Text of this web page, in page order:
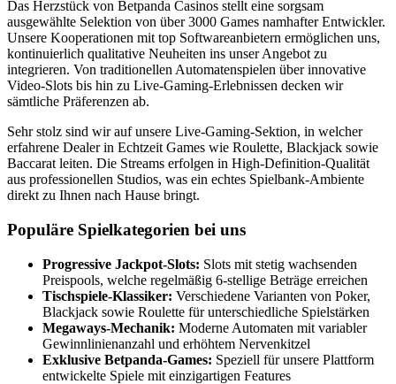
Das Herzstück von Betpanda Casinos stellt eine sorgsam
ausgewählte Selektion von über 3000 Games namhafter Entwickler.
Unsere Kooperationen mit top Softwareanbietern ermöglichen uns,
kontinuierlich qualitative Neuheiten ins unser Angebot zu
integrieren. Von traditionellen Automatenspielen über innovative
Video-Slots bis hin zu Live-Gaming-Erlebnissen decken wir
sämtliche Präferenzen ab.
Sehr stolz sind wir auf unsere Live-Gaming-Sektion, in welcher
erfahrene Dealer in Echtzeit Games wie Roulette, Blackjack sowie
Baccarat leiten. Die Streams erfolgen in High-Definition-Qualität
aus professionellen Studios, was ein echtes Spielbank-Ambiente
direkt zu Ihnen nach Hause bringt.
Populäre Spielkategorien bei uns
Progressive Jackpot-Slots: Slots mit stetig wachsenden
Preispools, welche regelmäßig 6-stellige Beträge erreichen
Tischspiele-Klassiker: Verschiedene Varianten von Poker,
Blackjack sowie Roulette für unterschiedliche Spielstärken
Megaways-Mechanik: Moderne Automaten mit variabler
Gewinnlinienanzahl und erhöhtem Nervenkitzel
Exklusive Betpanda-Games: Speziell für unsere Plattform
entwickelte Spiele mit einzigartigen Features